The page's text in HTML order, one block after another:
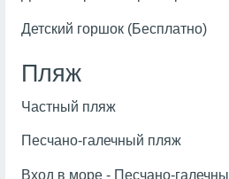
Детский горшок (Бесплатно)
Пляж
Частный пляж
Песчано-галечный пляж
Вход в море - Песчано-